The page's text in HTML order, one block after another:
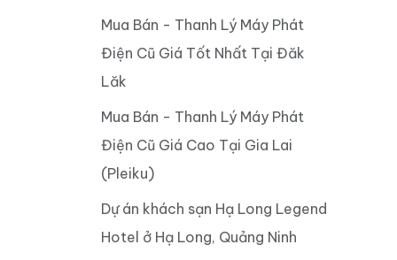
Mua Bán - Thanh Lý Máy Phát
Điện Cũ Giá Tốt Nhất Tại Đăk
Lăk
Mua Bán - Thanh Lý Máy Phát
Điện Cũ Giá Cao Tại Gia Lai
(Pleiku)
Dự án khách sạn Hạ Long Legend
Hotel ở Hạ Long, Quảng Ninh